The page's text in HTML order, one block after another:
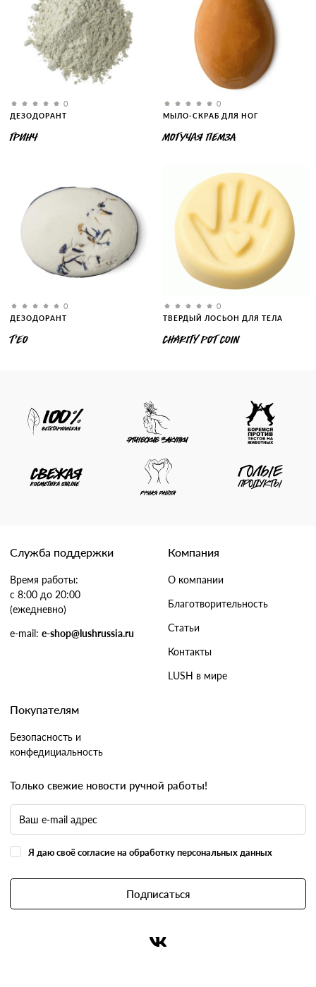
0
ДЕЗОДОРАНТ
ГРИНЧ
0
МЫЛО-СКРАБ ДЛЯ НОГ
МОГУЧАЯ ПЕМЗА
0
ДЕЗОДОРАНТ
Т'ЕО
0
ТВЕРДЫЙ ЛОСЬОН ДЛЯ ТЕЛА
CHARITY POT COIN
Служба поддержки
Время работы:
с 8:00 до 20:00
(ежедневно)
e-mail: e-shop@lushrussia.ru
Компания
О компании
Благотворительность
Статьи
Контакты
LUSH в мире
Покупателям
Безопасность и
конфедициальность
Только свежие новости ручной работы!
Я даю своё согласие на обработку персональных данных
Подписаться